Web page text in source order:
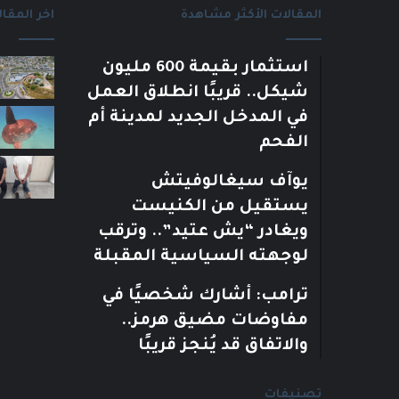
المقالات الأكثر مشاهدة
استثمار بقيمة 600 مليون
شيكل.. قريبًا انطلاق العمل
في المدخل الجديد لمدينة أم
الفحم
يوآف سيغالوفيتش
يستقيل من الكنيست
ويغادر “يش عتيد”.. وترقب
لوجهته السياسية المقبلة
ترامب: أشارك شخصيًا في
مفاوضات مضيق هرمز..
والاتفاق قد يُنجز قريبًا
تصنيفات
اخر